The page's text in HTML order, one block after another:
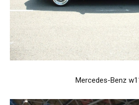
Mercedes-Benz